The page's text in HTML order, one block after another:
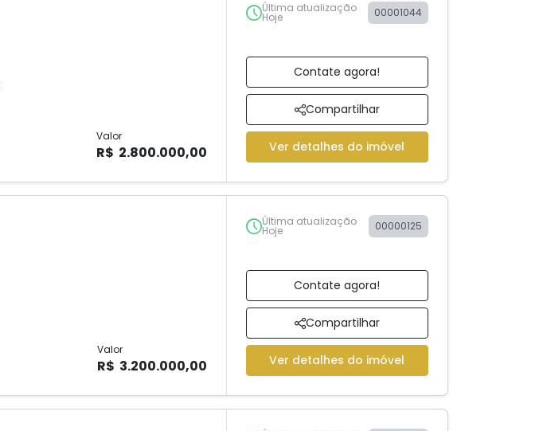
Valor
R$ 2.800.000,00
Última atualização
Hoje 00001044
Contate agora!
Compartilhar
Ver detalhes do imóvel
Valor
R$ 3.200.000,00
Última atualização
Hoje 00000125
Contate agora!
Compartilhar
Ver detalhes do imóvel